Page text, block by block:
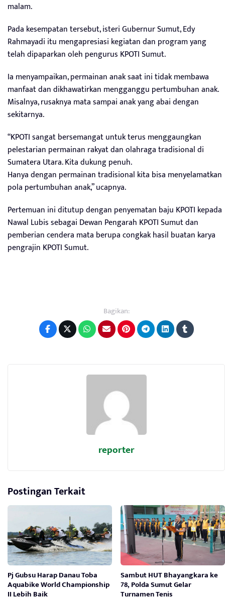
malam.
Pada kesempatan tersebut, isteri Gubernur Sumut, Edy
Rahmayadi itu mengapresiasi kegiatan dan program yang
telah dipaparkan oleh pengurus KPOTI Sumut.
Ia menyampaikan, permainan anak saat ini tidak membawa
manfaat dan dikhawatirkan mengganggu pertumbuhan anak.
Misalnya, rusaknya mata sampai anak yang abai dengan
sekitarnya.
“KPOTI sangat bersemangat untuk terus menggaungkan
pelestarian permainan rakyat dan olahraga tradisional di
Sumatera Utara. Kita dukung penuh.
Hanya dengan permainan tradisional kita bisa menyelamatkan
pola pertumbuhan anak,” ucapnya.
Pertemuan ini ditutup dengan penyematan baju KPOTI kepada
Nawal Lubis sebagai Dewan Pengarah KPOTI Sumut dan
pemberian cendera mata berupa congkak hasil buatan karya
pengrajin KPOTI Sumut.
Bagikan:
reporter
Postingan Terkait
Pj Gubsu Harap Danau Toba
Aquabike World Championship
II Lebih Baik
Sambut HUT Bhayangkara ke
78, Polda Sumut Gelar
Turnamen Tenis